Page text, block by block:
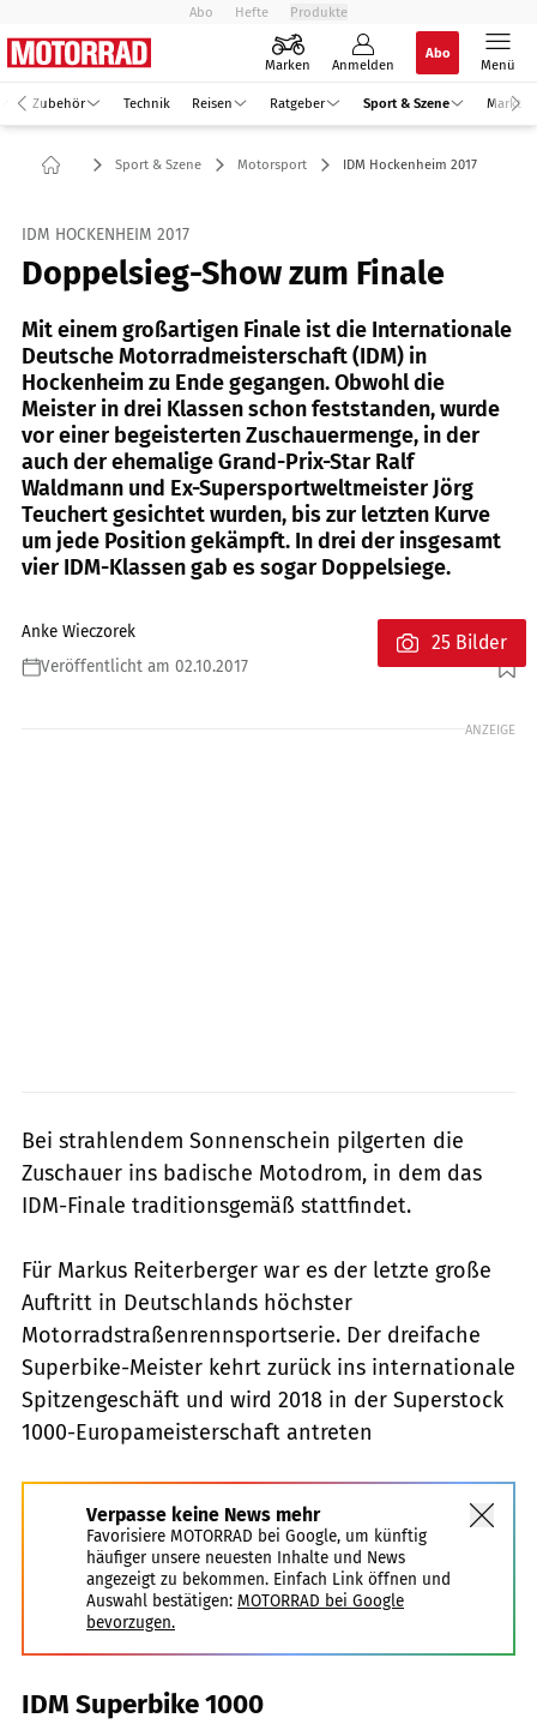
Abo Hefte Produkte
Marken Anmelden
Abo
Menü
Zubehör Technik Reisen Ratgeber Sport & Szene Markt
Sport & Szene Motorsport IDM Hockenheim 2017
IDM HOCKENHEIM 2017
Doppelsieg-Show zum Finale
Mit einem großartigen Finale ist die Internationale
Deutsche Motorradmeisterschaft (IDM) in
Hockenheim zu Ende gegangen. Obwohl die
Meister in drei Klassen schon feststanden, wurde
vor einer begeisterten Zuschauermenge, in der
auch der ehemalige Grand-Prix-Star Ralf
Waldmann und Ex-Supersportweltmeister Jörg
Teuchert gesichtet wurden, bis zur letzten Kurve
um jede Position gekämpft. In drei der insgesamt
vier IDM-Klassen gab es sogar Doppelsiege.
Anke Wieczorek
Veröffentlicht am 02.10.2017
Foto: Eisele
25 Bilder
ANZEIGE
Bei strahlendem Sonnenschein pilgerten die
Zuschauer ins badische Motodrom, in dem das
IDM-Finale traditionsgemäß stattfindet.
Für Markus Reiterberger war es der letzte große
Auftritt in Deutschlands höchster
Motorradstraßenrennsportserie. Der dreifache
Superbike-Meister kehrt zurück ins internationale
Spitzengeschäft und wird 2018 in der Superstock
1000-Europameisterschaft antreten
Verpasse keine News mehr
Favorisiere MOTORRAD bei Google, um künftig
häufiger unsere neuesten Inhalte und News
angezeigt zu bekommen. Einfach Link öffnen und
Auswahl bestätigen: MOTORRAD bei Google
bevorzugen.
IDM Superbike 1000